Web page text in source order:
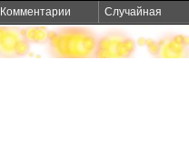
Комментарии Случайная